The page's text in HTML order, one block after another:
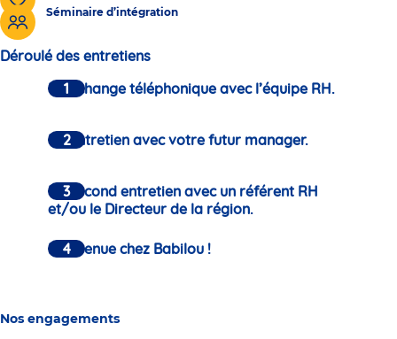
Séminaire d’intégration
Déroulé des entretiens
Un échange téléphonique avec l’équipe RH.
Un entretien avec votre futur manager.
Un second entretien avec un référent RH
et/ou le Directeur de la région.
Bienvenue chez Babilou !
Nos engagements